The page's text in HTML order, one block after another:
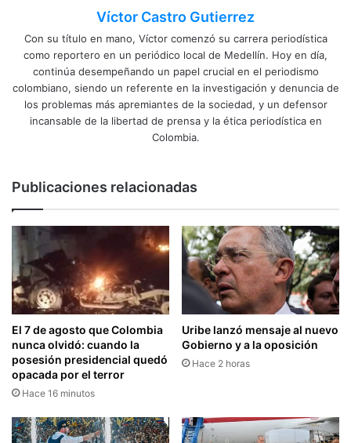
Víctor Castro Gutierrez
Con su título en mano, Víctor comenzó su carrera periodística
como reportero en un periódico local de Medellín. Hoy en día,
continúa desempeñando un papel crucial en el periodismo
colombiano, siendo un referente en la investigación y denuncia de
los problemas más apremiantes de la sociedad, y un defensor
incansable de la libertad de prensa y la ética periodística en
Colombia.
Publicaciones relacionadas
El 7 de agosto que Colombia
nunca olvidó: cuando la
posesión presidencial quedó
opacada por el terror
Hace 16 minutos
Uribe lanzó mensaje al nuevo
Gobierno y a la oposición
Hace 2 horas